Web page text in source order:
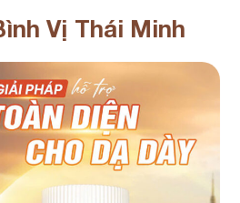
Vị Thái Minh